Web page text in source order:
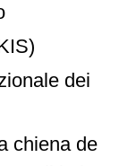
dei
chiena de